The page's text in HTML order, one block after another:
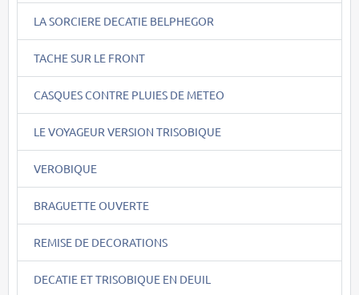
LA SORCIERE DECATIE BELPHEGOR
TACHE SUR LE FRONT
CASQUES CONTRE PLUIES DE METEO
LE VOYAGEUR VERSION TRISOBIQUE
VEROBIQUE
BRAGUETTE OUVERTE
REMISE DE DECORATIONS
DECATIE ET TRISOBIQUE EN DEUIL